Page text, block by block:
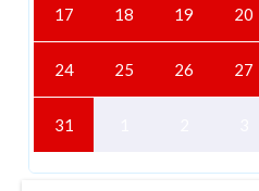
17 18 19 20
24 25 26 27
31